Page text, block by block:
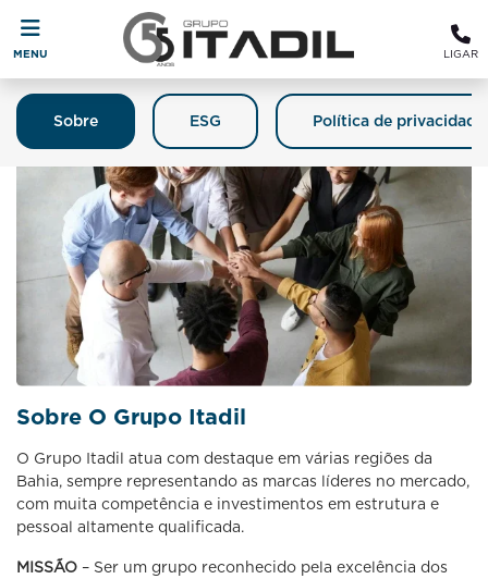
MENU LIGAR
Sobre ESG Política de privacidade
Sobre O Grupo Itadil
O Grupo Itadil atua com destaque em várias regiões da
Bahia, sempre representando as marcas líderes no mercado,
com muita competência e investimentos em estrutura e
pessoal altamente qualificada.
MISSÃO – Ser um grupo reconhecido pela excelência dos